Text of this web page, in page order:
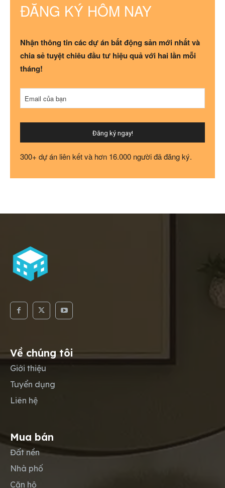
ĐĂNG KÝ HÔM NAY
Nhận thông tin các dự án bất động sản mới nhất và
chia sẻ tuyệt chiêu đầu tư hiệu quả với hai lần mỗi
tháng!
Name
Email của bạn
Đăng ký ngay!
300+ dự án liên kết và hơn 16.000 người đã đăng ký.
Về chúng tôi
Giới thiệu
Tuyển dụng
Liên hệ
Mua bán
Đất nền
Nhà phố
Căn hộ